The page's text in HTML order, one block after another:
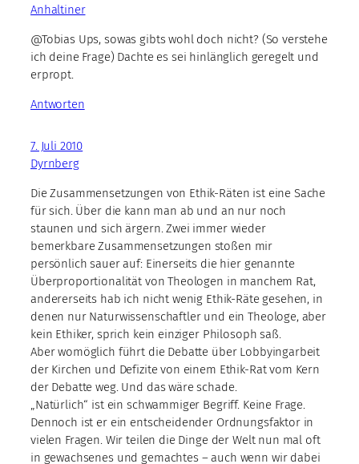
Anhaltiner
@Tobias Ups, sowas gibts wohl doch nicht? (So verstehe
ich deine Frage) Dachte es sei hinlänglich geregelt und
erpropt.
Antworten
7. Juli 2010
Dyrnberg
Die Zusammensetzungen von Ethik-Räten ist eine Sache
für sich. Über die kann man ab und an nur noch
staunen und sich ärgern. Zwei immer wieder
bemerkbare Zusammensetzungen stoßen mir
persönlich sauer auf: Einerseits die hier genannte
Überproportionalität von Theologen in manchem Rat,
andererseits hab ich nicht wenig Ethik-Räte gesehen, in
denen nur Naturwissenschaftler und ein Theologe, aber
kein Ethiker, sprich kein einziger Philosoph saß.
Aber womöglich führt die Debatte über Lobbyingarbeit
der Kirchen und Defizite von einem Ethik-Rat vom Kern
der Debatte weg. Und das wäre schade.
„Natürlich“ ist ein schwammiger Begriff. Keine Frage.
Dennoch ist er ein entscheidender Ordnungsfaktor in
vielen Fragen. Wir teilen die Dinge der Welt nun mal oft
in gewachsenes und gemachtes – auch wenn wir dabei